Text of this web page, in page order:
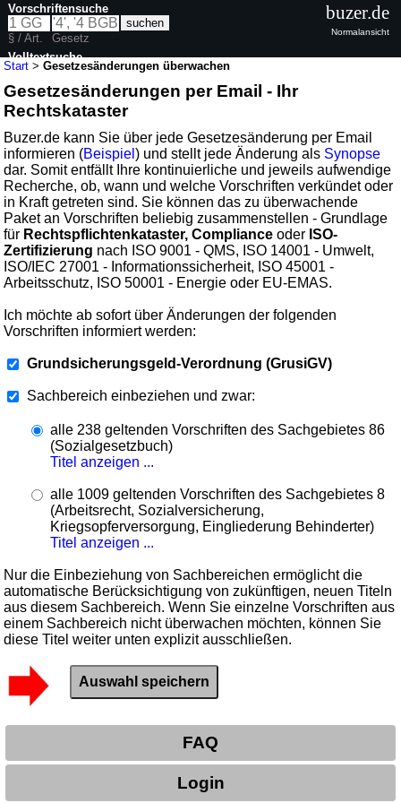
Start >Gesetzesänderungen überwachen
Gesetzesänderungen per Email - Ihr
Rechtskataster
Buzer.de kann Sie über jede Gesetzesänderung per Email
informieren (Beispiel) und stellt jede Änderung als Synopse
dar. Somit entfällt Ihre kontinuierliche und jeweils aufwendige
Recherche, ob, wann und welche Vorschriften verkündet oder
in Kraft getreten sind. Sie können das zu überwachende
Paket an Vorschriften beliebig zusammenstellen - Grundlage
für Rechtspflichtenkataster, Compliance oder ISO-
Zertifizierung nach ISO 9001 - QMS, ISO 14001 - Umwelt,
ISO/IEC 27001 - Informationssicherheit, ISO 45001 -
Arbeitsschutz, ISO 50001 - Energie oder EU-EMAS.
Ich möchte ab sofort über Änderungen der folgenden
Vorschriften informiert werden:
Grundsicherungsgeld-Verordnung (GrusiGV)
Sachbereich einbeziehen und zwar:
alle 238 geltenden Vorschriften des Sachgebietes 86
(Sozialgesetzbuch)
Titel anzeigen ...
alle 1009 geltenden Vorschriften des Sachgebietes 8
(Arbeitsrecht, Sozialversicherung,
Kriegsopferversorgung, Eingliederung Behinderter)
Titel anzeigen ...
Nur die Einbeziehung von Sachbereichen ermöglicht die
automatische Berücksichtigung von zukünftigen, neuen Titeln
aus diesem Sachbereich. Wenn Sie einzelne Vorschriften aus
einem Sachbereich nicht überwachen möchten, können Sie
diese Titel weiter unten explizit ausschließen.
FAQ
Login
Vorschriftensuche
§ / Art.
Gesetz
Volltextsuche
buzer.de
Normalansicht